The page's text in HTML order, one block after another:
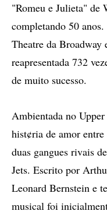
"Romeu e Julieta" de
completando 50
Theatre da Broadway
reapresentada 732
de muito sucesso.
Ambientada no
hist¢ria de amor entre
duas gangues rivais
Jets. Escrito por
Leonard Bernstein e
musical foi